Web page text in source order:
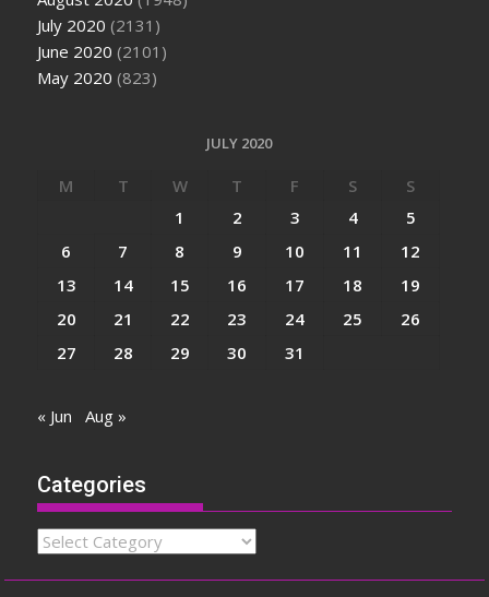
July 2020 (2131)
June 2020 (2101)
May 2020 (823)
JULY 2020
M T W T F S
S
1
2 3 4
5
6
7 8 9 10 11
12
13
14 15 16 17 18
19
20
21 22 23 24 25
26
27
28 29 30 31
« Jun Aug »
Categories
Categories